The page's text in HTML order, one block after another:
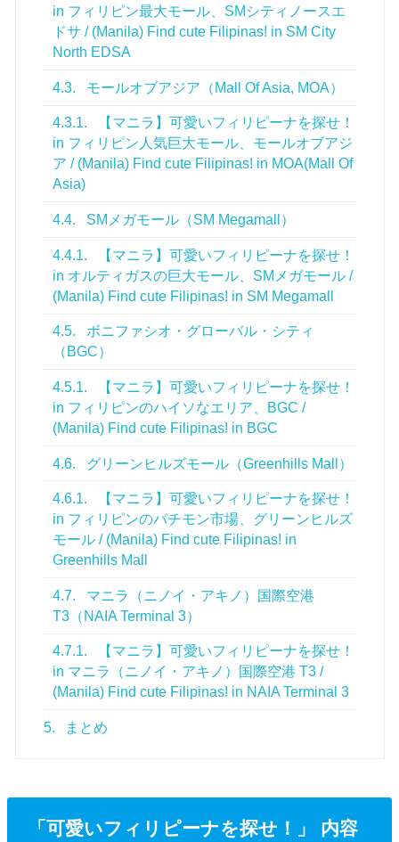
in フィリピン最大モール、SMシティノースエ
ドサ / (Manila) Find cute Filipinas! in SM City
North EDSA
4.3. モールオブアジア（Mall Of Asia, MOA）
4.3.1.
【マニラ】可愛いフィリピーナを探せ！
in フィリピン人気巨大モール、モールオブアジ
ア / (Manila) Find cute Filipinas! in MOA(Mall Of
Asia)
4.4. SMメガモール（SM Megamall）
4.4.1.
【マニラ】可愛いフィリピーナを探せ！
in オルティガスの巨大モール、SMメガモール /
(Manila) Find cute Filipinas! in SM Megamall
4.5.
ボニファシオ・グローバル・シティ
（BGC）
4.5.1.
【マニラ】可愛いフィリピーナを探せ！
in フィリピンのハイソなエリア、BGC /
(Manila) Find cute Filipinas! in BGC
4.6. グリーンヒルズモール（Greenhills Mall）
4.6.1.
【マニラ】可愛いフィリピーナを探せ！
in フィリピンのパチモン市場、グリーンヒルズ
モール / (Manila) Find cute Filipinas! in
Greenhills Mall
4.7.
マニラ（ニノイ・アキノ）国際空港
T3（NAIA Terminal 3）
4.7.1.
【マニラ】可愛いフィリピーナを探せ！
in マニラ（ニノイ・アキノ）国際空港 T3 /
(Manila) Find cute Filipinas! in NAIA Terminal 3
5. まとめ
「可愛いフィリピーナを探せ！」 内容